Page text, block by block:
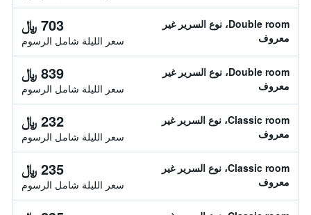
Double room، نوع السرير غير
معروف
703 ﷼
سعر الليلة شامل الرسوم
Double room، نوع السرير غير
معروف
839 ﷼
سعر الليلة شامل الرسوم
Classic room، نوع السرير غير
معروف
232 ﷼
سعر الليلة شامل الرسوم
Classic room، نوع السرير غير
معروف
235 ﷼
سعر الليلة شامل الرسوم